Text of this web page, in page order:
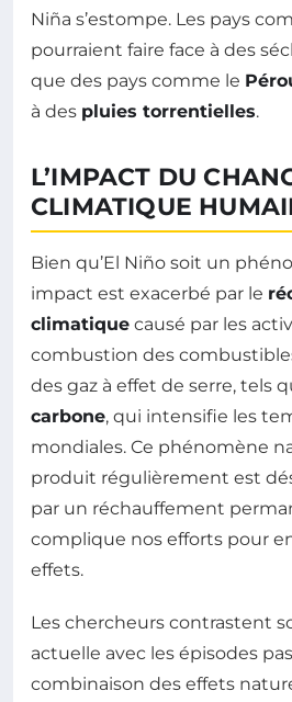
Niña s’estompe. Les pays
pourraient faire face à des
que des pays comme le
à des pluies torrentielles.
L’IMPACT DU
CLIMATIQUE
Bien qu’El Niño soit un
impact est exacerbé par le
climatique causé par les
combustion des
des gaz à effet de serre, tels
carbone, qui intensifie les
mondiales. Ce phénomène
produit régulièrement est
par un réchauffement
complique nos efforts pour
effets.
Les chercheurs contrastent
actuelle avec les épisodes
combinaison des effets